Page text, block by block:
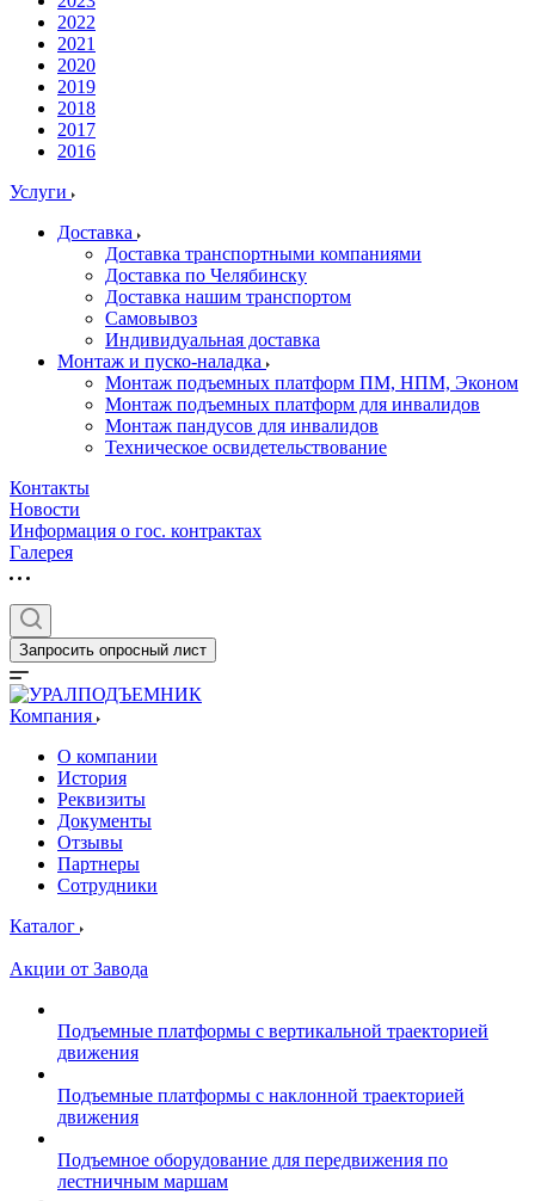
2022
2021
2020
2019
2018
2017
2016
Услуги
Доставка
Доставка транспортными компаниями
Доставка по Челябинску
Доставка нашим транспортом
Самовывоз
Индивидуальная доставка
Монтаж и пуско-наладка
Монтаж подъемных платформ ПМ, НПМ, Эконом
Монтаж подъемных платформ для инвалидов
Монтаж пандусов для инвалидов
Техническое освидетельствование
Контакты
Новости
Информация о гос. контрактах
Галерея
Запросить опросный лист
Компания
О компании
История
Реквизиты
Документы
Отзывы
Партнеры
Сотрудники
Каталог
Акции от Завода
Подъемные платформы с вертикальной траекторией
движения
Подъемные платформы с наклонной траекторией
движения
Подъемное оборудование для передвижения по
лестничным маршам